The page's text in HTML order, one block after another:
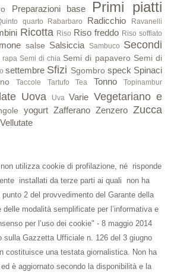
Preparazioni base Primi piatti
quarto Rabarbaro Radicchio
Ravanelli
Ricotta Riso Riso freddo Riso soffiato
salse Salsiccia Sambuco Secondi
rapa Semi di chia Semi di papavero Semi di
settembre Sfizi Sgombro speck Spinaci
Taccole Tartufo Tea Tonno Topinambur
Uova Uva Varie Vegetariano e
yogurt Zafferano Zenzero Zucca
utilizza cookie di profilazione, né risponde
installati da terze parti ai quali non ha
2 del provvedimento del Garante della
modalità semplificate per l’informativa e
per l’uso dei cookie" - 8 maggio 2014
sulla Gazzetta Ufficiale n. 126 del 3 giugno
costituisce una testata giornalistica. Non ha
è aggiornato secondo la disponibilità e la